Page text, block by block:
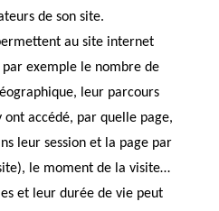
de son site.
au site internet
exemple le nombre de
leur parcours
accédé, par quelle page,
leur session et la page par
le moment de la visite…
et leur durée de vie peut